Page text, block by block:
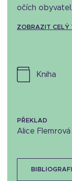
očích
ZOBRAZIT CELÝ
kniha
PŘEKLAD
Alice Flemrová